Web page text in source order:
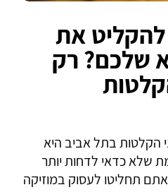
את
שלכם? רק
הקלטות בתל אביב היא
שלא כדאי לדחות יותר
תחליטו לעסוק במוזיקה